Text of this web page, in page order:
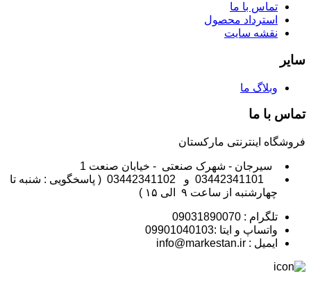
تماس با ما
استرداد محصول
نقشه سایت
سایر
وبلاگ ما
تماس با ما
فروشگاه اینترنتی مارکستان
سیرجان - شهرک صنعتی - خیابان صنعت 1
03442341101 و 03442341102 ( پاسخگویی : شنبه تا
چهارشنبه از ساعت ۹ الی ۱۵ )
تلگرام : 09031890070
واتساپ و ایتا :09901040103
ایمیل : info@markestan.ir